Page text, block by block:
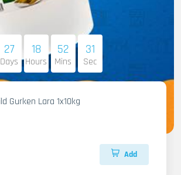
27
Days
18
Hours
52
Mins
29
Sec
Resturant Wild Gurken Lara 1x10kg
Add